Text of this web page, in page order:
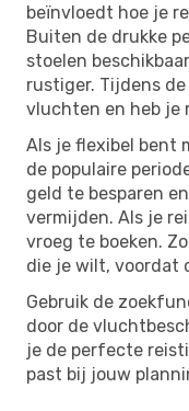
beïnvloedt hoe je
Buiten de drukke
stoelen
rustiger. Tijdens
vluchten en heb je
Als je flexibel bent
de populaire
geld te besparen
vermijden. Als je
vroeg te boeken.
die je wilt, voordat
Gebruik de
door de
je de perfecte
past bij jouw